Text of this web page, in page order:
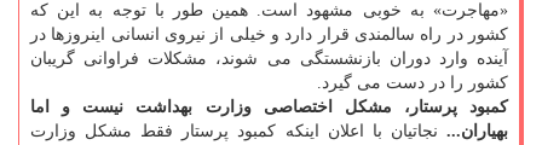
«مهاجرت» به خوبی مشهود است. همین طور با توجه به این که
کشور در راه سالمندی قرار دارد و خیلی از نیروی انسانی اینروزها در
آینده وارد دوران بازنشستگی می شوند، مشکلات فراوانی گریبان
کشور را در دست می گیرد.
کمبود پرستار، مشکل اختصاصی وزارت بهداشت نیست
و اما
بهیاران... نجاتیان با اعلان اینکه کمبود پرستار فقط مشکل وزارت